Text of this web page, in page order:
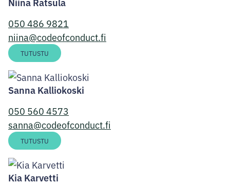
050 486 9821
niina@codeofconduct.fi
LinkedIn
Instagram
TUTUSTU
Sanna Kalliokoski
050 560 4573
sanna@codeofconduct.fi
LinkedIn
TUTUSTU
Kia Karvetti